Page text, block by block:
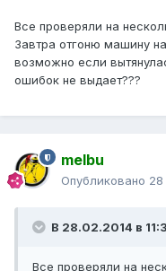
Все проверяли на
Завтра отгоню машину
возможно если
ошибок не выдает???
melbu
Опубликовано
В 28.02.2014 в
Все проверяли на